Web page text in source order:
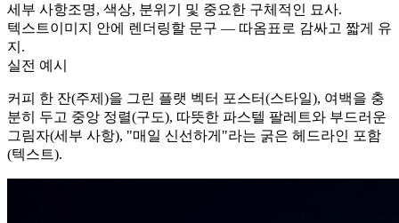
세부 사항조명, 색상, 분위기 및 중요한 구체적인 묘사.
텍스트이미지 안에 렌더링할 문구 — 따옴표로 감싸고 짧게 유
지.
실전 예시
커피 한 잔(주제)을 그린 플랫 벡터 포스터(스타일), 여백을 충
분히 두고 중앙 정렬(구도), 따뜻한 파스텔 팔레트와 부드러운
그림자(세부 사항), "매일 신선하게"라는 굵은 헤드라인 포함
(텍스트).